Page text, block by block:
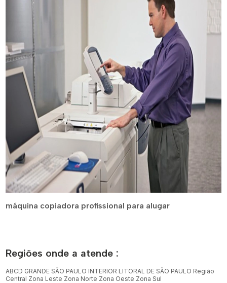
máquina copiadora profissional para alugar
Regiões onde a atende :
ABCD GRANDE SÃO PAULO INTERIOR LITORAL DE SÃO PAULO Região
Central Zona Leste Zona Norte Zona Oeste Zona Sul